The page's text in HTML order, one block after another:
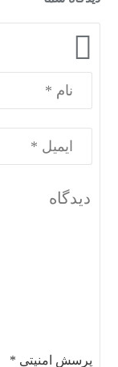
پرسش امنیتی *